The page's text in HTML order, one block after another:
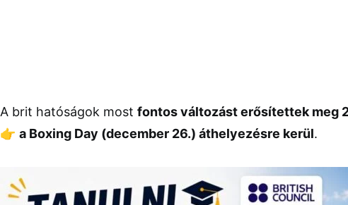
A brit hatóságok most fontos változást erősítettek meg
👉 a Boxing Day (december 26.) áthelyezésre kerül.